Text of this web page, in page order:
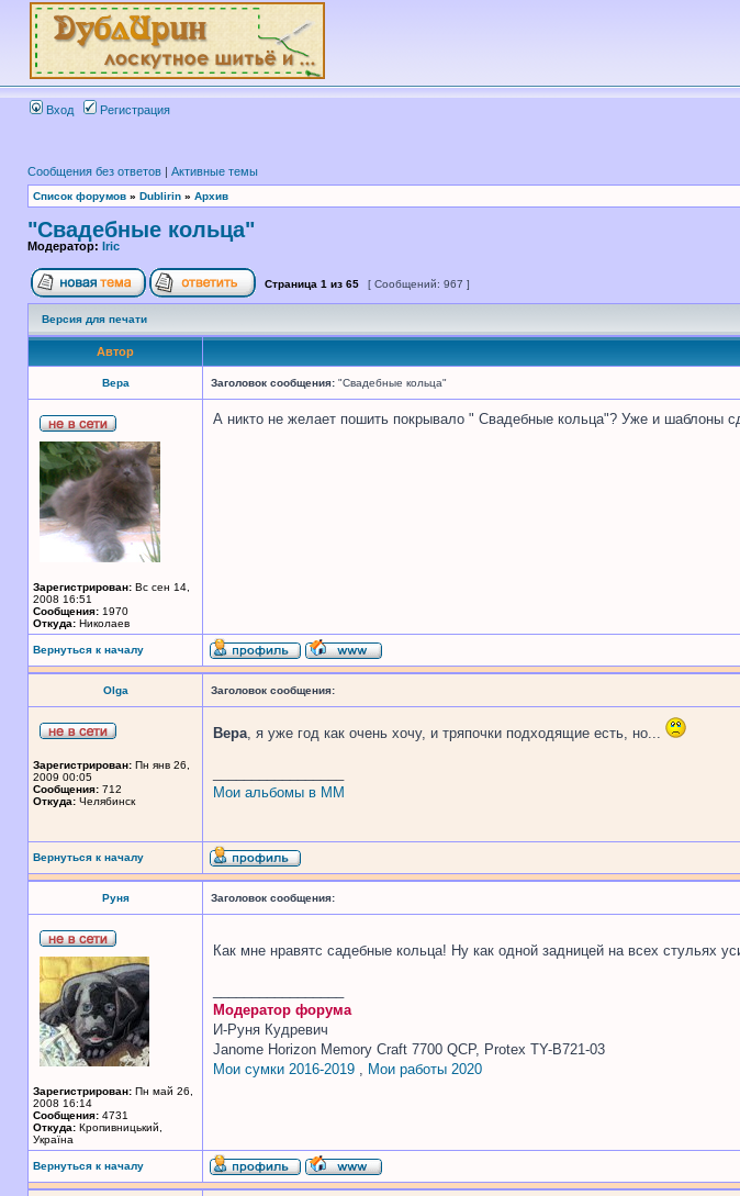
Вход Регистрация
Сообщения без ответов | Активные темы
Список форумов » Dublirin » Архив
"Свадебные кольца"
Модератор: Iric
Страница 1 из 65 [ Сообщений: 967 ]
Версия для печати
Автор
Вера Заголовок сообщения: "Свадебные кольца"
Зарегистрирован: Вс сен 14,
2008 16:51
Сообщения: 1970
Откуда: Николаев
А никто не желает пошить покрывало " Свадебные кольца"? Уже и шаблоны
Вернуться к началу
Olga Заголовок сообщения:
Зарегистрирован: Пн янв 26,
2009 00:05
Сообщения: 712
Откуда: Челябинск
Вера, я уже год как очень хочу, и тряпочки подходящие есть, но...
Мои альбомы в ММ
Вернуться к началу
Руня Заголовок сообщения:
Зарегистрирован: Пн май 26,
2008 16:14
Сообщения: 4731
Откуда: Кропивницький,
Україна
Как мне нравятс садебные кольца! Ну как одной задницей на всех стульях
Модератор форума
И-Руня Кудревич
Janome Horizon Memory Craft 7700 QCP, Protex TY-B721-03
Мои сумки 2016-2019 , Мои работы 2020
Вернуться к началу